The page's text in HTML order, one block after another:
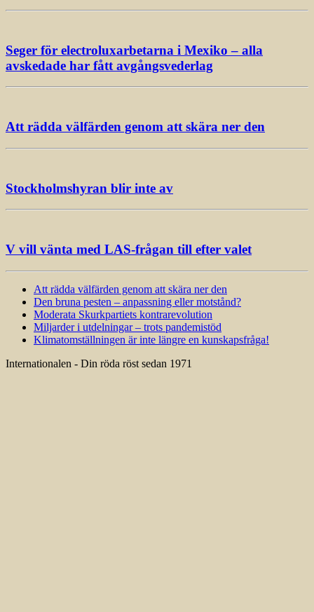
Seger för electroluxarbetarna i Mexiko – alla
avskedade har fått avgångsvederlag
Att rädda välfärden genom att skära ner den
Stockholmshyran blir inte av
V vill vänta med LAS-frågan till efter valet
Att rädda välfärden genom att skära ner den
Den bruna pesten – anpassning eller motstånd?
Moderata Skurkpartiets kontrarevolution
Miljarder i utdelningar – trots pandemistöd
Klimatomställningen är inte längre en kunskapsfråga!
Internationalen - Din röda röst sedan 1971